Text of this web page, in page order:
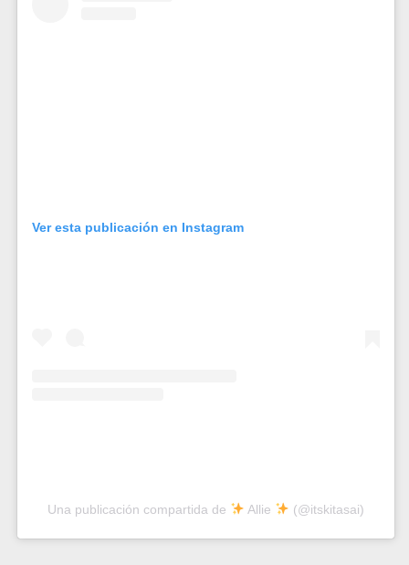
Ver esta publicación en Instagram
Una publicación compartida de Allie (@itskitasai)